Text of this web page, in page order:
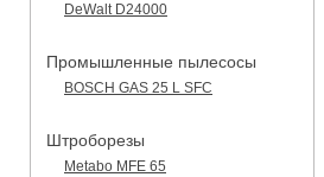
DeWalt D24000
Промышленные пылесосы
BOSCH GAS 25 L SFC
Штроборезы
Metabo MFE 65